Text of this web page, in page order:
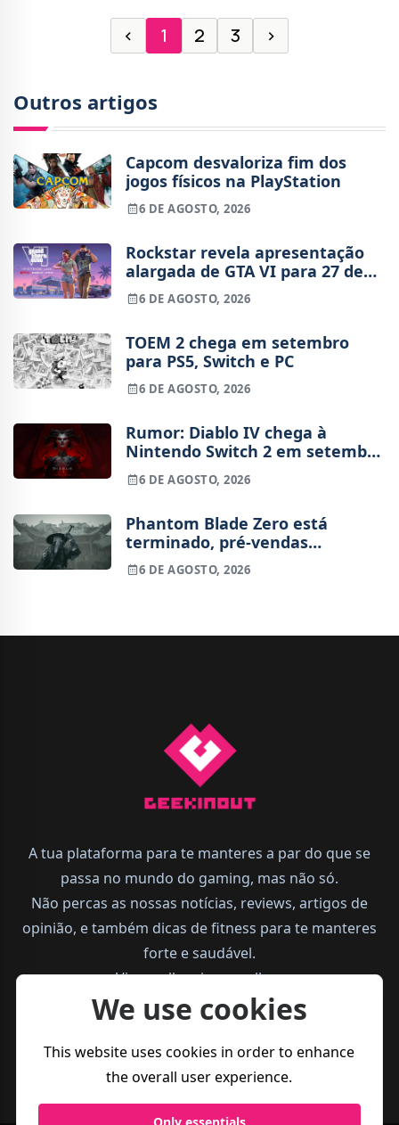
‹ 1 2 3 ›
Outros artigos
Capcom desvaloriza fim dos
jogos físicos na PlayStation
6 DE AGOSTO, 2026
Rockstar revela apresentação
alargada de GTA VI para 27 de
agosto
6 DE AGOSTO, 2026
TOEM 2 chega em setembro
para PS5, Switch e PC
6 DE AGOSTO, 2026
Rumor: Diablo IV chega à
Nintendo Switch 2 em setembro
e vai custar o preço de um jogo
novo
6 DE AGOSTO, 2026
Phantom Blade Zero está
terminado, pré-vendas
começam na próxima semana
6 DE AGOSTO, 2026
A tua plataforma para te manteres a par do que se
passa no mundo do gaming, mas não só.
Não percas as nossas notícias, reviews, artigos de
opinião, e também dicas de fitness para te manteres
forte e saudável.
Vive melhor, joga melhor.
We use cookies
This website uses cookies in order to enhance
the overall user experience.
Only essentials